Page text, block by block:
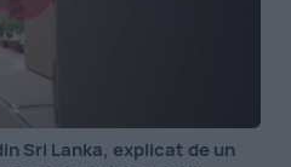
Sri Lanka, explicat de un